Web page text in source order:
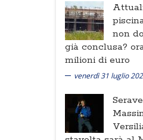
non
già conclusa?
milioni di euro
venerdì 31 luglio